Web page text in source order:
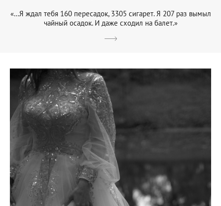
«…Я ждал тебя 160 пересадок, 3305 сигарет. Я 207 раз вымыл
чайный осадок. И даже сходил на балет.»